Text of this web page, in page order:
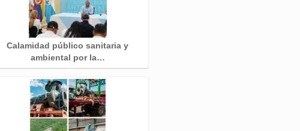
Calamidad público sanitaria y
ambiental por la…